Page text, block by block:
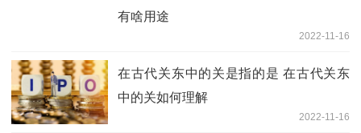
有啥用途
2022-11-16
在古代关东中的关是指的是 在古代关东
中的关如何理解
2022-11-16